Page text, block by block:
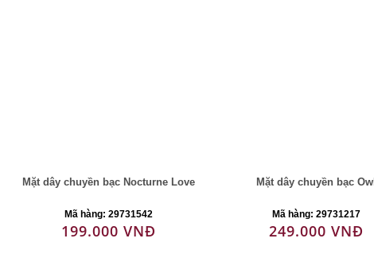
Mặt dây chuyền bạc Nocturne Love
Mã hàng: 29731542
199.000 VNĐ
Mặt dây chuyền bạc Owl
Mã hàng: 29731217
249.000 VNĐ